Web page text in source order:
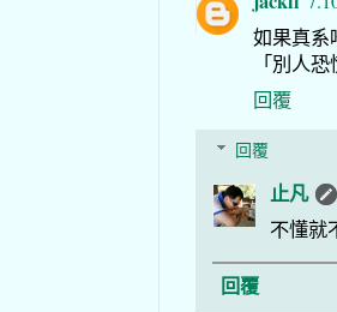
如果真系
「別人
回覆
回覆
止凡
不懂就
回覆